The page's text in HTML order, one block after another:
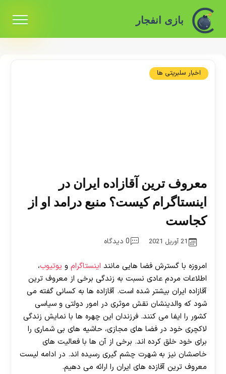
بازی انفجار
اخبار سلبریتی ها
معروف ترین آقازاده ایران در
اینستاگرام کیست؟ منبع درامد او از
کجاست
21 آوریل 2021 0 دیدگاه
امروزه با گسترش فضا هایی مانند اینستاگرام و یوتیوب،
اطلاعات مردم عادی نسبت به زندگی برخی از معروف ترین
آقازاده ایران بیشتر شده است. آقازاده ها به کسانی گفته می
شود که والدینشان نقش موثری در امور دولتی و سیاسی
کشور را ایفا می کنند. فرزندان این چهره ها با نمایش زندگی
لاکچری خود در فضا های مجازی، حاشیه های بی شماری را
برای خود خلق کرده اند. برخی از آن ها با فعالیت های
خاصشان نیز به شهرت چشم گیری رسیده اند. در ادامه لیست
معروف ترین آقازده های ایران را ارائه می دهیم.